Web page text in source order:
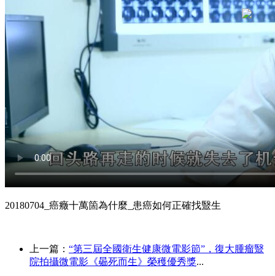
20180704_癌癥十萬箇為什麼_患癌如何正確找毉生
上一篇： “第三屆全國衛生健康微電影節”，復大腫瘤毉
院拍攝微電影《曏死而生》榮穫優秀獎...